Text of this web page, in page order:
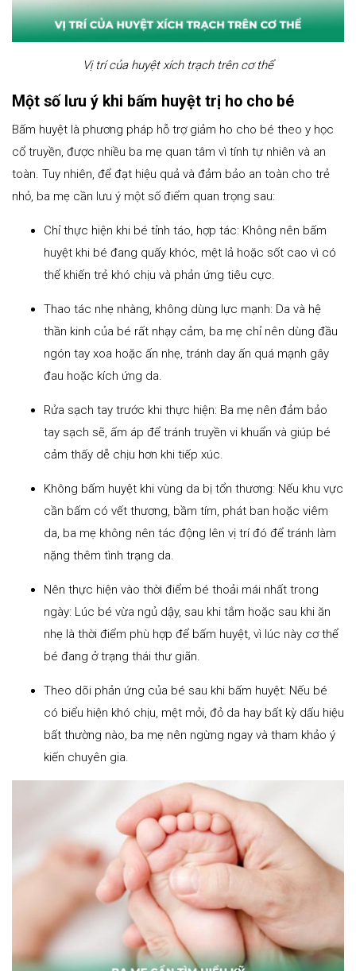
Vị trí của huyệt xích trạch trên cơ thể
Một số lưu ý khi bấm huyệt trị ho cho bé
Bấm huyệt là phương pháp hỗ trợ giảm ho cho bé theo y học
cổ truyền, được nhiều ba mẹ quan tâm vì tính tự nhiên và an
toàn. Tuy nhiên, để đạt hiệu quả và đảm bảo an toàn cho trẻ
nhỏ, ba mẹ cần lưu ý một số điểm quan trọng sau:
Chỉ thực hiện khi bé tỉnh táo, hợp tác: Không nên bấm
huyệt khi bé đang quấy khóc, mệt lả hoặc sốt cao vì có
thể khiến trẻ khó chịu và phản ứng tiêu cực.
Thao tác nhẹ nhàng, không dùng lực mạnh: Da và hệ
thần kinh của bé rất nhạy cảm, ba mẹ chỉ nên dùng đầu
ngón tay xoa hoặc ấn nhẹ, tránh day ấn quá mạnh gây
đau hoặc kích ứng da.
Rửa sạch tay trước khi thực hiện: Ba mẹ nên đảm bảo
tay sạch sẽ, ấm áp để tránh truyền vi khuẩn và giúp bé
cảm thấy dễ chịu hơn khi tiếp xúc.
Không bấm huyệt khi vùng da bị tổn thương: Nếu khu vực
cần bấm có vết thương, bầm tím, phát ban hoặc viêm
da, ba mẹ không nên tác động lên vị trí đó để tránh làm
nặng thêm tình trạng da.
Nên thực hiện vào thời điểm bé thoải mái nhất trong
ngày: Lúc bé vừa ngủ dậy, sau khi tắm hoặc sau khi ăn
nhẹ là thời điểm phù hợp để bấm huyệt, vì lúc này cơ thể
bé đang ở trạng thái thư giãn.
Theo dõi phản ứng của bé sau khi bấm huyệt: Nếu bé
có biểu hiện khó chịu, mệt mỏi, đỏ da hay bất kỳ dấu hiệu
bất thường nào, ba mẹ nên ngừng ngay và tham khảo ý
kiến chuyên gia.